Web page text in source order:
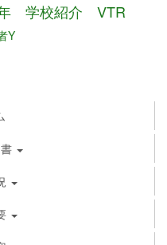
学校紹介 VTR
Y